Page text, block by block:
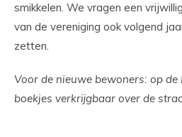
smikkelen. We vragen een
van de vereniging ook volgend
zetten.
Voor de nieuwe bewoners: op de
boekjes verkrijgbaar over de